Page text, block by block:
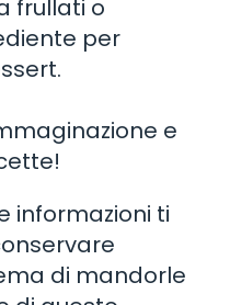
frullati o
per
e
informazioni ti
di mandorle